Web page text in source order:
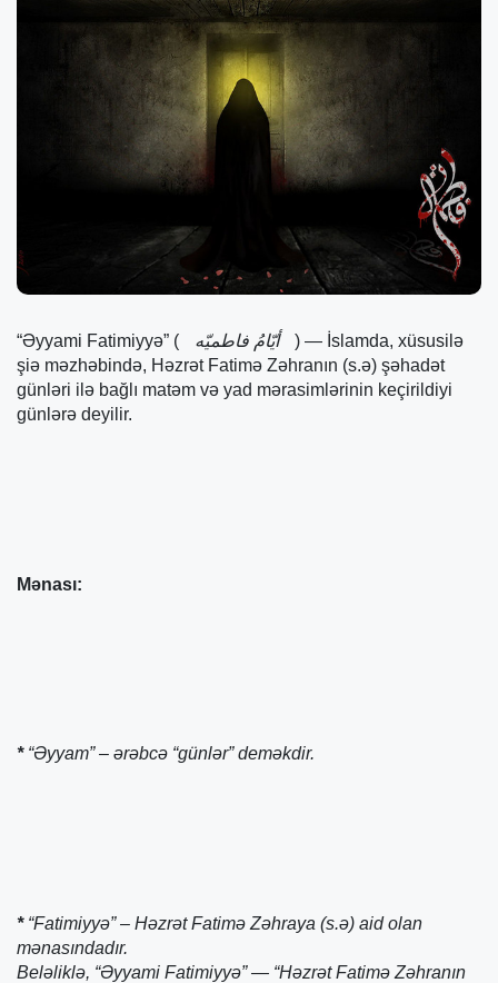
“Əyyami Fatimiyyə” ( أیّامُ فاطمیّه
) — İslamda, xüsusilə
şiə məzhəbində, Həzrət Fatimə Zəhranın (s.ə) şəhadət
günləri ilə bağlı matəm və yad mərasimlərinin keçirildiyi
günlərə deyilir.
Mənası:
*“Əyyam” – ərəbcə “günlər” deməkdir.
*“Fatimiyyə” – Həzrət Fatimə Zəhraya (s.ə) aid olan
mənasındadır.
Beləliklə, “Əyyami Fatimiyyə” — “Həzrət Fatimə Zəhranın